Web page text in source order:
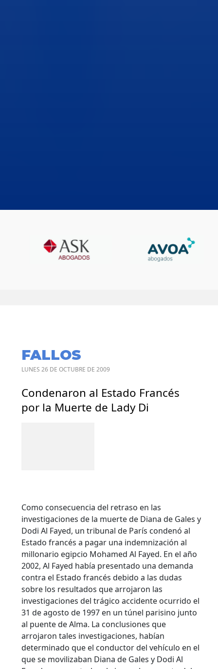
FALLOS
LUNES 26 DE OCTUBRE DE 2009
Condenaron al Estado Francés
por la Muerte de Lady Di
Como consecuencia del retraso en las
investigaciones de la muerte de Diana de Gales y
Dodi Al Fayed, un tribunal de París condenó al
Estado francés a pagar una indemnización al
millonario egipcio Mohamed Al Fayed. En el año
2002, Al Fayed había presentado una demanda
contra el Estado francés debido a las dudas
sobre los resultados que arrojaron las
investigaciones del trágico accidente ocurrido el
31 de agosto de 1997 en un túnel parisino junto
al puente de Alma. La conclusiones que
arrojaron tales investigaciones, habían
determinado que el conductor del vehículo en el
que se movilizaban Diana de Gales y Dodi Al